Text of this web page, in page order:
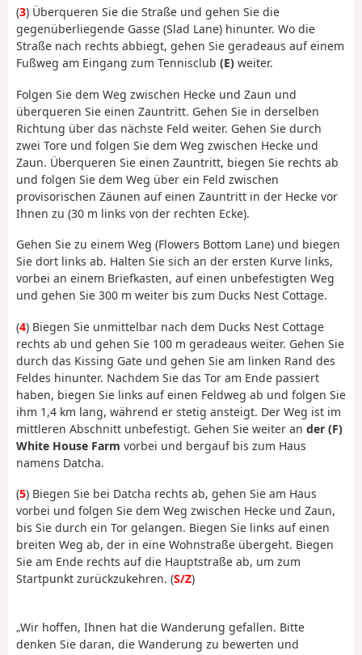
(3) Überqueren Sie die Straße und gehen Sie die
gegenüberliegende Gasse (Slad Lane) hinunter. Wo die
Straße nach rechts abbiegt, gehen Sie geradeaus auf einem
Fußweg am Eingang zum Tennisclub (E) weiter.
Folgen Sie dem Weg zwischen Hecke und Zaun und
überqueren Sie einen Zauntritt. Gehen Sie in derselben
Richtung über das nächste Feld weiter. Gehen Sie durch
zwei Tore und folgen Sie dem Weg zwischen Hecke und
Zaun. Überqueren Sie einen Zauntritt, biegen Sie rechts ab
und folgen Sie dem Weg über ein Feld zwischen
provisorischen Zäunen auf einen Zauntritt in der Hecke vor
Ihnen zu (30 m links von der rechten Ecke).
Gehen Sie zu einem Weg (Flowers Bottom Lane) und biegen
Sie dort links ab. Halten Sie sich an der ersten Kurve links,
vorbei an einem Briefkasten, auf einen unbefestigten Weg
und gehen Sie 300 m weiter bis zum Ducks Nest Cottage.
(4) Biegen Sie unmittelbar nach dem Ducks Nest Cottage
rechts ab und gehen Sie 100 m geradeaus weiter. Gehen Sie
durch das Kissing Gate und gehen Sie am linken Rand des
Feldes hinunter. Nachdem Sie das Tor am Ende passiert
haben, biegen Sie links auf einen Feldweg ab und folgen Sie
ihm 1,4 km lang, während er stetig ansteigt. Der Weg ist im
mittleren Abschnitt unbefestigt. Gehen Sie weiter an der (F)
White House Farm vorbei und bergauf bis zum Haus
namens Datcha.
(5) Biegen Sie bei Datcha rechts ab, gehen Sie am Haus
vorbei und folgen Sie dem Weg zwischen Hecke und Zaun,
bis Sie durch ein Tor gelangen. Biegen Sie links auf einen
breiten Weg ab, der in eine Wohnstraße übergeht. Biegen
Sie am Ende rechts auf die Hauptstraße ab, um zum
Startpunkt zurückzukehren. (S/Z)
„Wir hoffen, Ihnen hat die Wanderung gefallen. Bitte
denken Sie daran, die Wanderung zu bewerten und